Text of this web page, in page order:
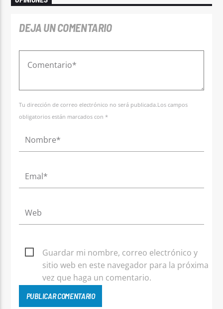
DEJA UN COMENTARIO
Tu dirección de correo electrónico no será publicada.Los campos
obligatorios están marcados con *
Guardar mi nombre, correo electrónico y
sitio web en este navegador para la próxima
vez que haga un comentario.